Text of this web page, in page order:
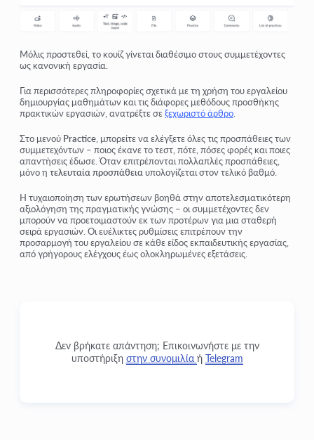
Μόλις προστεθεί, το κουίζ γίνεται διαθέσιμο στους συμμετέχοντες
ως κανονική εργασία.
Για περισσότερες πληροφορίες σχετικά με τη χρήση του εργαλείου
δημιουργίας μαθημάτων και τις διάφορες μεθόδους προσθήκης
πρακτικών εργασιών, ανατρέξτε σεξεχωριστό άρθρο
Στο μενού Practice , μπορείτε να ελέγξετε όλες τις προσπάθειες των
συμμετεχόντων – ποιος έκανε το τεστ, πότε, πόσες φορές και ποιες
απαντήσεις έδωσε. Όταν επιτρέπονται πολλαπλές προσπάθειες,
μόνο η τελευταία προσπάθεια υπολογίζεται στον τελικό βαθμό.
Η τυχαιοποίηση των ερωτήσεων βοηθά στην αποτελεσματικότερη
αξιολόγηση της πραγματικής γνώσης – οι συμμετέχοντες δεν
μπορούν να προετοιμαστούν εκ των προτέρων για μια σταθερή
σειρά εργασιών. Οι ευέλικτες ρυθμίσεις επιτρέπουν την
προσαρμογή του εργαλείου σε κάθε είδος εκπαιδευτικής εργασίας,
από γρήγορους ελέγχους έως ολοκληρωμένες εξετάσεις.
Δεν βρήκατε απάντηση; Επικοινωνήστε με την
υποστήριξη στην συνομιλία ή Telegram